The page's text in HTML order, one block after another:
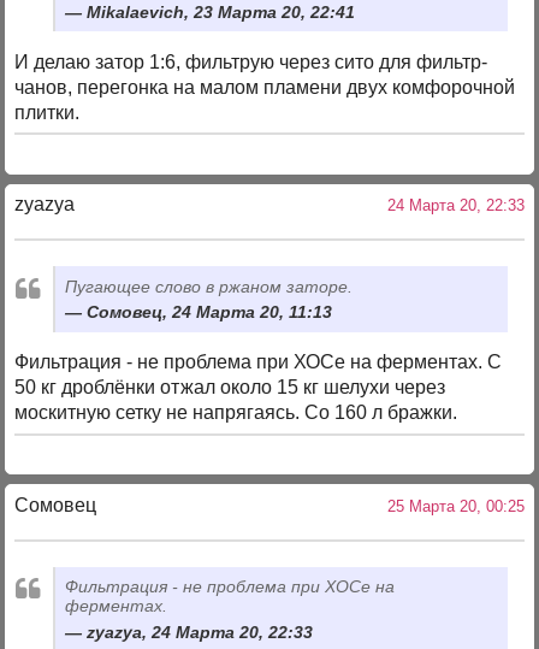
Mikalaevich, 23 Марта 20, 22:41
И делаю затор 1:6, фильтрую через сито для фильтр-
чанов, перегонка на малом пламени двух комфорочной
плитки.
zyazya 24 Марта 20, 22:33
Пугающее слово в ржаном заторе.
Сомовец, 24 Марта 20, 11:13
Фильтрация - не проблема при ХОСе на ферментах. С
50 кг дроблёнки отжал около 15 кг шелухи через
москитную сетку не напрягаясь. Со 160 л бражки.
Сомовец 25 Марта 20, 00:25
Фильтрация - не проблема при ХОСе на
ферментах.
zyazya, 24 Марта 20, 22:33